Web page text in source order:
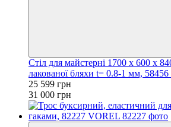
Стіл для майстерні 1700 х 600 х
лакованої бляхи t= 0.8-1 мм,
25 599 грн
31 000 грн